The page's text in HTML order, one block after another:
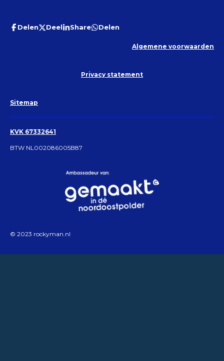
Delen Deel Share Delen
Algemene voorwaarden
Privacy statement
Sitemap
KVK 67332641
BTW NL002086005B87
© 2023 rockyman.nl